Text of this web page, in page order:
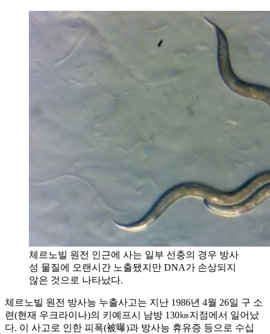
체르노빌 원전 인근에 사는 일부 선충의 경우 방사
성 물질에 오랜시간 노출됐지만 DNA가 손상되지
않은 것으로 나타났다.
체르노빌 원전 방사능 누출사고는 지난 1986년 4월 26일 구 소
련(현재 우크라이나)의 키예프시 남방 130㎞지점에서 일어났
다. 이 사고로 인한 피폭(被曝)과 방사능 휴유증 등으로 수십